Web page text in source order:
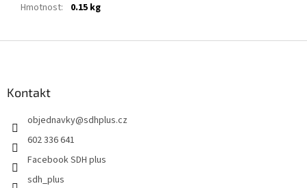
Hmotnost: 0.15 kg
Kontakt
objednavky@sdhplus.cz
602 336 641
Facebook SDH plus
sdh_plus